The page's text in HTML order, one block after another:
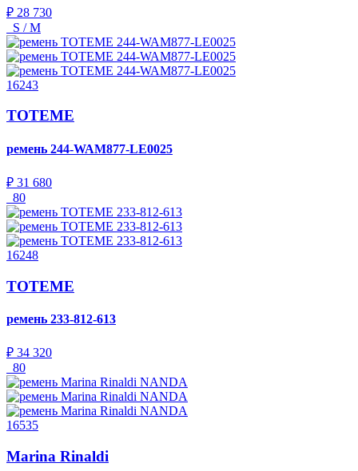
₽ 28 730
S / M
16243
TOTEME
ремень 244-WAM877-LE0025
₽ 31 680
80
16248
TOTEME
ремень 233-812-613
₽ 34 320
80
16535
Marina Rinaldi